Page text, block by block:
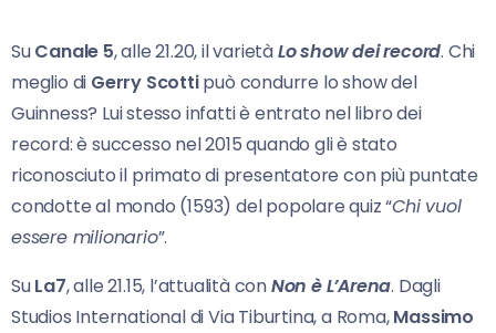
SuCanale 5, alle 21.20, il varietàLo show dei record. Chi
meglio di Gerry Scottipuò condurre lo show del
Guinness? Lui stesso infatti è entrato nel libro dei
record: è successo nel 2015 quando gli è stato
riconosciuto il primato di presentatore con più puntate
condotte al mondo (1593) del popolare quiz “Chi vuol
essere milionario”.
SuLa7, alle 21.15, l’attualità conNon è L’Arena. Dagli
Studios International di Via Tiburtina, a Roma,Massimo